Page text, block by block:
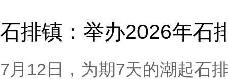
石排镇：举办2026年石
7月12日，为期7天的潮起石